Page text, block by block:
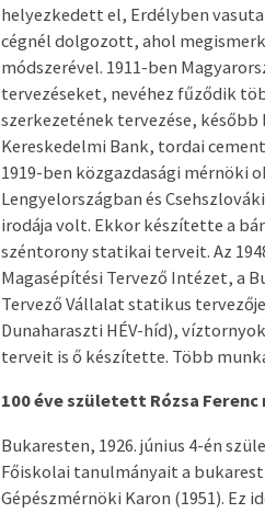
helyezkedett el, Erdélyben
cégnél dolgozott, ahol
módszerével. 1911-ben
tervezéseket, nevéhez fűződik
szerkezetének tervezése,
Kereskedelmi Bank, tordai
1919-ben közgazdasági mérnöki
Lengyelországban és
irodája volt. Ekkor készítette a
széntorony statikai terveit. Az
Magasépítési Tervező Intézet, a
Tervező Vállalat statikus
Dunaharaszti HÉV-híd),
terveit is ő készítette. Több
100 éve született Rózsa Ferenc
Bukaresten, 1926. június 4-én
Főiskolai tanulmányait a
Gépészmérnöki Karon (1951). Ez